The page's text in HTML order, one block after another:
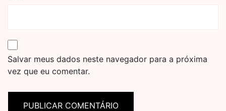
Salvar meus dados neste navegador para a próxima
vez que eu comentar.